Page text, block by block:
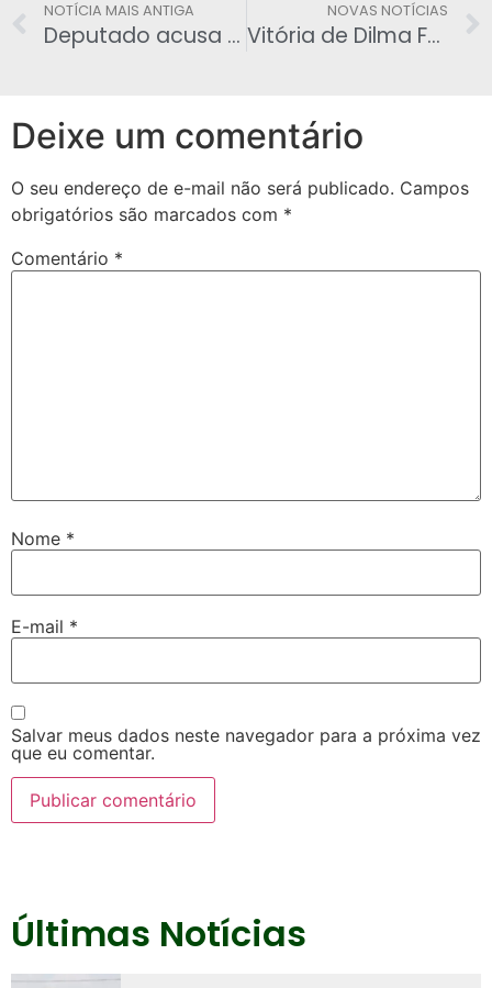
NOTÍCIA MAIS ANTIGA
Deputado acusa Eduardo Cunha de vetar divulgação de seminário gay na Câmara
NOVAS NOTÍCIAS
Vitória de Dilma Fachin é aprovado com 52 votos
Deixe um comentário
O seu endereço de e-mail não será publicado. Campos
obrigatórios são marcados com *
Comentário *
Nome *
E-mail *
Salvar meus dados neste navegador para a próxima vez
que eu comentar.
Últimas Notícias